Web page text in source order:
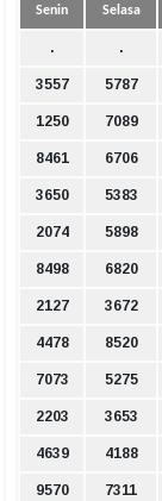
Senin Selasa
. .
3557 5787
1250 7089
8461 6706
3650 5383
2074 5898
8498 6820
2127 3672
4478 8520
7073 5275
2203 3653
4639 4188
9570 7311